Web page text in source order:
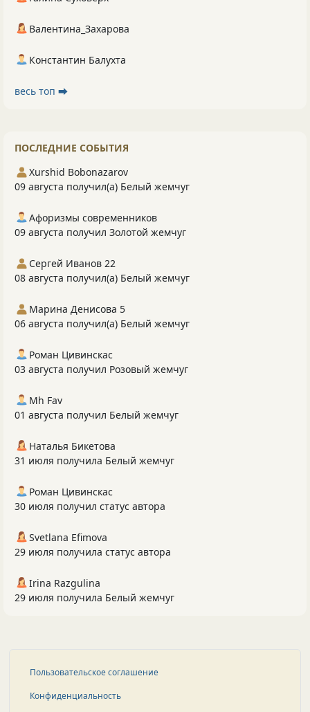
Валентина_Захарова
Константин Балухта
весь топ ⮕
ПОСЛЕДНИЕ СОБЫТИЯ
Xurshid Bobonazarov
09 августа получил(а) Белый жемчуг
Афоризмы современников
09 августа получил Золотой жемчуг
Сергей Иванов 22
08 августа получил(а) Белый жемчуг
Марина Денисова 5
06 августа получил(а) Белый жемчуг
Роман Цивинскас
03 августа получил Розовый жемчуг
Mh Fav
01 августа получил Белый жемчуг
Наталья Бикетова
31 июля получила Белый жемчуг
Роман Цивинскас
30 июля получил статус автора
Svetlana Efimova
29 июля получила статус автора
Irina Razgulina
29 июля получила Белый жемчуг
Пользовательское соглашение
Конфиденциальность